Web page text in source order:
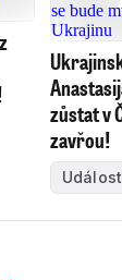
zůstat v
zavřou!